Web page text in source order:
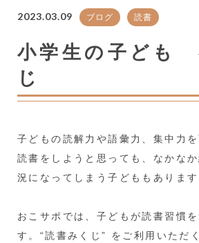
2023.03.09 ブログ 読書
小学生の子ども
じ
子どもの読解力や語彙力、集中力
読書をしようと思っても、なかな
況になってしまう子どももありま
おこサポでは、子どもが読書習慣
す。“読書みくじ” をご利用いただ